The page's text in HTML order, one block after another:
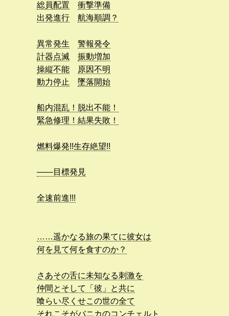
総員配置
衝撃準備
出発進行
航海順調？
異常発生
警報発令
計器点滅
振動増加
操縦不能
原因不明
動力停止
墜落開始
船内混乱！脱出不能！
緊急修理！結果失敗！
燃料爆発!!生存絶望!!
――目標発見
全速前進!!!
……遥かなる旅の果てに彼女は
何を見て何を食すのか？
さあその舌に未知なる刺激を
仲間とそして「彼」と共に
喰らい尽くせこの世の全て
それこそがバニカのコンチェルト